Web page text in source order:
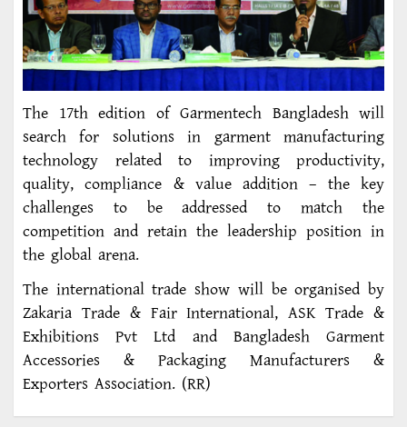
The 17th edition of Garmentech Bangladesh will
search for solutions in garment manufacturing
technology related to improving productivity,
quality, compliance & value addition – the key
challenges to be addressed to match the
competition and retain the leadership position in
the global arena.
The international trade show will be organised by
Zakaria Trade & Fair International, ASK Trade &
Exhibitions Pvt Ltd and Bangladesh Garment
Accessories & Packaging Manufacturers &
Exporters Association. (RR)